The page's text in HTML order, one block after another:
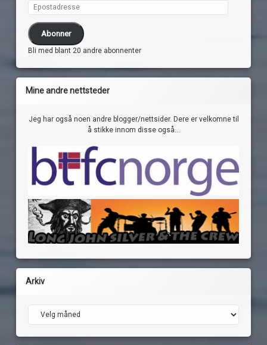
Epostadresse
Abonner
Bli med blant 20 andre abonnenter
Mine andre nettsteder
Jeg har også noen andre blogger/nettsider. Dere er velkomne til
å stikke innom disse også...
Arkiv
Arkiv